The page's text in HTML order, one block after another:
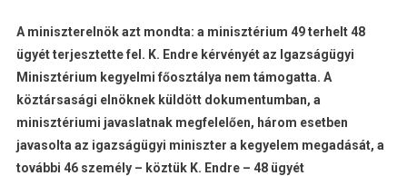
A miniszterelnök azt mondta: a minisztérium 49 terhelt 48
ügyét terjesztette fel. K. Endre kérvényét az Igazságügyi
Minisztérium kegyelmi főosztálya nem támogatta. A
köztársasági elnöknek küldött dokumentumban, a
minisztériumi javaslatnak megfelelően, három esetben
javasolta az igazságügyi miniszter a kegyelem megadását, a
további 46 személy – köztük K. Endre – 48 ügyét